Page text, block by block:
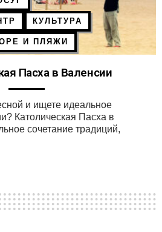
КУЛЬТУРА
И ПЛЯЖИ
Пасха в Валенсии
и ищете идеальное
Католическая Пасха в
сочетание традиций,